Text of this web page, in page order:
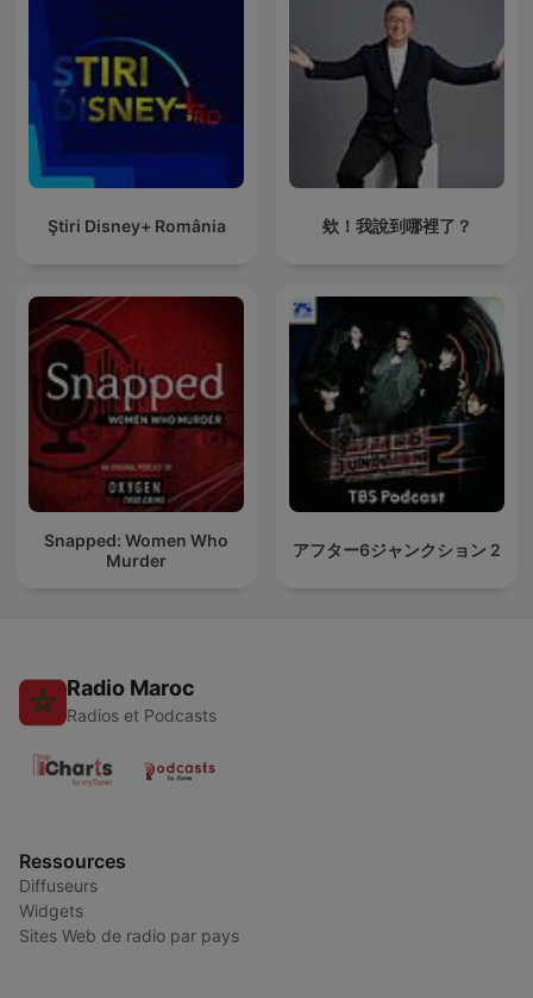
Ştiri Disney+ România 欸！我說到哪裡了？
Snapped: Women Who
Murder
アフター6ジャンクション 2
Radio Maroc
Radios et Podcasts
Ressources
Diffuseurs
Widgets
Sites Web de radio par pays